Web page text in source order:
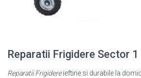
Reparatii Frigidere Sector 1
Reparatii Frigidereieftine si durabile la